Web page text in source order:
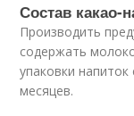
Состав какао-
Производить
содержать
упаковки
месяцев.